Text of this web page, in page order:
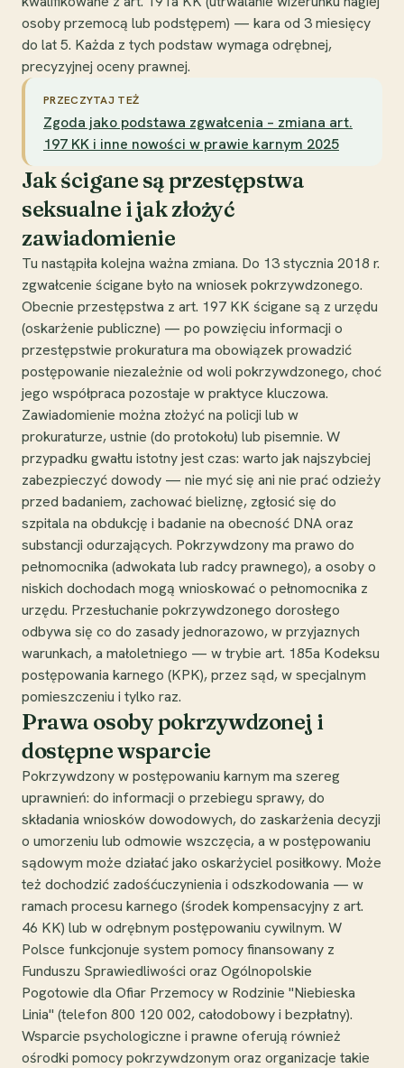
osoby przemocą lub podstępem) — kara od 3 miesięcy
do lat 5. Każda z tych podstaw wymaga odrębnej,
precyzyjnej oceny prawnej.
PRZECZYTAJ TEŻ
Zgoda jako podstawa zgwałcenia – zmiana art.
197 KK i inne nowości w prawie karnym 2025
Jak ścigane są przestępstwa
seksualne i jak złożyć
zawiadomienie
Tu nastąpiła kolejna ważna zmiana. Do 13 stycznia 2018 r.
zgwałcenie ścigane było na wniosek pokrzywdzonego.
Obecnie przestępstwa z art. 197 KK ścigane są z urzędu
(oskarżenie publiczne) — po powzięciu informacji o
przestępstwie prokuratura ma obowiązek prowadzić
postępowanie niezależnie od woli pokrzywdzonego, choć
jego współpraca pozostaje w praktyce kluczowa.
Zawiadomienie można złożyć na policji lub w
prokuraturze, ustnie (do protokołu) lub pisemnie. W
przypadku gwałtu istotny jest czas: warto jak najszybciej
zabezpieczyć dowody — nie myć się ani nie prać odzieży
przed badaniem, zachować bieliznę, zgłosić się do
szpitala na obdukcję i badanie na obecność DNA oraz
substancji odurzających. Pokrzywdzony ma prawo do
pełnomocnika (adwokata lub radcy prawnego), a osoby o
niskich dochodach mogą wnioskować o pełnomocnika z
urzędu. Przesłuchanie pokrzywdzonego dorosłego
odbywa się co do zasady jednorazowo, w przyjaznych
warunkach, a małoletniego — w trybie art. 185a Kodeksu
postępowania karnego (KPK), przez sąd, w specjalnym
pomieszczeniu i tylko raz.
Prawa osoby pokrzywdzonej i
dostępne wsparcie
Pokrzywdzony w postępowaniu karnym ma szereg
uprawnień: do informacji o przebiegu sprawy, do
składania wniosków dowodowych, do zaskarżenia decyzji
o umorzeniu lub odmowie wszczęcia, a w postępowaniu
sądowym może działać jako oskarżyciel posiłkowy. Może
też dochodzić zadośćuczynienia i odszkodowania — w
ramach procesu karnego (środek kompensacyjny z art.
46 KK) lub w odrębnym postępowaniu cywilnym. W
Polsce funkcjonuje system pomocy finansowany z
Funduszu Sprawiedliwości oraz Ogólnopolskie
Pogotowie dla Ofiar Przemocy w Rodzinie "Niebieska
Linia" (telefon 800 120 002, całodobowy i bezpłatny).
Wsparcie psychologiczne i prawne oferują również
ośrodki pomocy pokrzywdzonym oraz organizacje takie